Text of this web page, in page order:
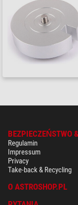
BEZPIECZEŃSTWO
Regulamin
Impressum
Privacy
Take-back & Recycling
O ASTROSHOP.PL